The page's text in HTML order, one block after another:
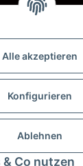
Alle akzeptieren
Konfigurieren
Ablehnen
Co nutzen